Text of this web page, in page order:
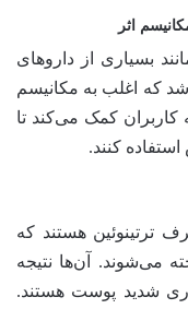
اثر
بسیاری از داروهای
که اغلب به مکانیسم
کاربران کمک می‌کند تا
کنند.
ترتینوئین هستند که
می‌شوند. آن‌ها نتیجه
شدید پوست هستند.